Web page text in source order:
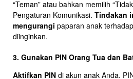
“Teman” atau bahkan memilih
Pengaturan Komunikasi. Tindakan
mengurangi paparan anak
diinginkan.
3. Gunakan PIN Orang Tua dan
Aktifkan PIN di akun anak Anda.